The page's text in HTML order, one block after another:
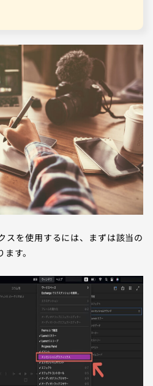
スを使用するには、まずは該当の
す。